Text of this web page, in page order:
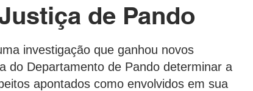
Mundo DeolhonaPolítica CONSUMIDOR
NO BALDE
de Pando
investigação que ganhou novos
do Departamento de Pando determinar a
apontados como envolvidos em sua